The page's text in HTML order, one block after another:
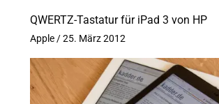
QWERTZ-Tastatur für iPad 3 von HP
Apple/25. März 2012